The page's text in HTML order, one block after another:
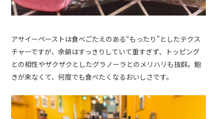
アサイーペーストは食べごたえのある“もったり”としたテクス
チャーですが、余韻はすっきりしていて重すぎず、トッピング
との相性やザクザクとしたグラノーラとのメリハリも抜群。飽
きが来なくて、何度でも食べたくなるおいしさです。